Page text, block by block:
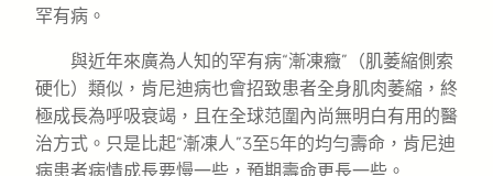
罕有病。
與近年來廣為人知的罕有病“漸凍癥”（肌萎縮側索
硬化）類似，肯尼迪病也會招致患者全身肌肉萎縮，終
極成長為呼吸衰竭，且在全球范圍內尚無明白有用的醫
治方式。只是比起“漸凍人”3至5年的均勻壽命，肯尼迪
病患者病情成長要慢一些，預期壽命更長一些。